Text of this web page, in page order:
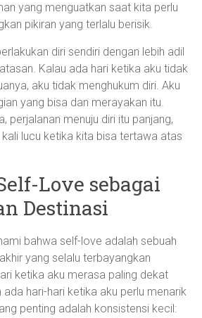
yang menguatkan saat kita perlu
pikiran yang terlalu berisik.
diri sendiri dengan lebih adil
Kalau ada hari ketika aku tidak
aku tidak menghukum diri. Aku
yang bisa dan merayakan itu.
perjalanan menuju diri itu panjang,
kali lucu ketika kita bisa tertawa atas
Love sebagai
Destinasi
bahwa self-love adalah sebuah
yang selalu terbayangkan
ketika aku merasa paling dekat
ada hari-hari ketika aku perlu menarik
penting adalah konsistensi kecil: